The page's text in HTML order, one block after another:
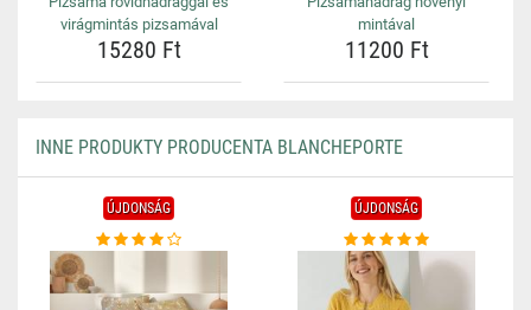
virágmintás pizsamával
15280 Ft
mintával
11200 Ft
INNE PRODUKTY PRODUCENTA BLANCHEPORTE
ÚJDONSÁG ÚJDONSÁG